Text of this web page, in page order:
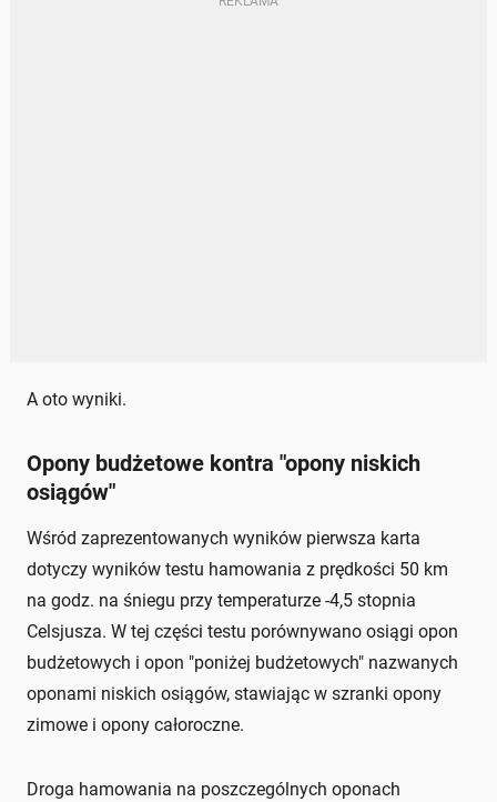
A oto wyniki.
Opony budżetowe kontra "opony niskich
osiągów"
Wśród zaprezentowanych wyników pierwsza karta
dotyczy wyników testu hamowania z prędkości 50 km
na godz. na śniegu przy temperaturze -4,5 stopnia
Celsjusza. W tej części testu porównywano osiągi opon
budżetowych i opon "poniżej budżetowych" nazwanych
oponami niskich osiągów, stawiając w szranki opony
zimowe i opony całoroczne.
Droga hamowania na poszczególnych oponach